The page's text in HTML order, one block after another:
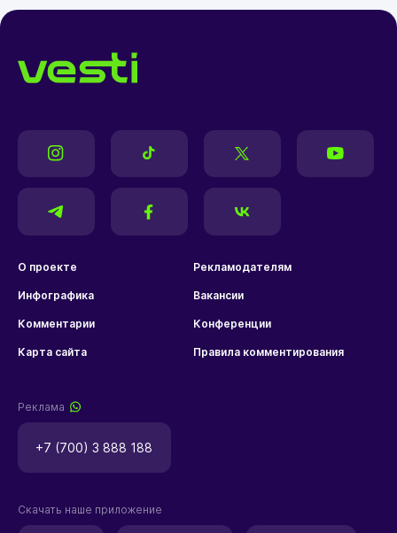
О проекте Рекламодателям
Инфографика Вакансии
Комментарии Конференции
Карта сайта Правила комментирования
Реклама
+7 (700) 3 888 188
Скачать наше приложение